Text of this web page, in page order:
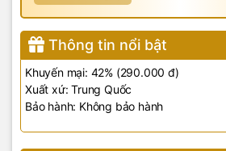
Thông tin nổi bật
Khuyến mại: 42% (290.000 đ)
Xuất xứ: Trung Quốc
Bảo hành: Không bảo hành